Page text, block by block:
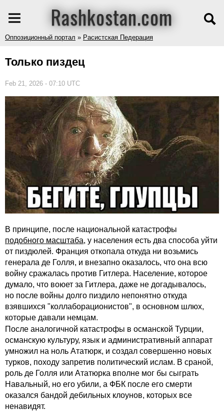
Rashkostan.com
Оппозиционный портал » Расистская Педерация
Только пиздец
Feb 21, 2026 - 07:10 UTC
В принципе, после национальной катастрофы
подобного масштаба, у населения есть два способа уйти
от пиздюлей. Франция откопала откуда ни возьмись
генерала де Голля, и внезапно оказалось, что она всю
войну сражалась против Гитлера. Население, которое
думало, что воюет за Гитлера, даже не догадывалось,
но после войны долго пиздило непонятно откуда
взявшихся "коллаборационистов", в основном шлюх,
которые давали немцам.
После аналогичной катастрофы в османской Турции,
османскую культуру, язык и административный аппарат
умножил на ноль Ататюрк, и создал совершенно новых
турков, походу запретив политический ислам. В сраной,
роль де Голля или Ататюрка вполне мог бы сыграть
Навальный, но его убили, а ФБК после его смерти
оказался бандой дебильных клоунов, которых все
ненавидят.